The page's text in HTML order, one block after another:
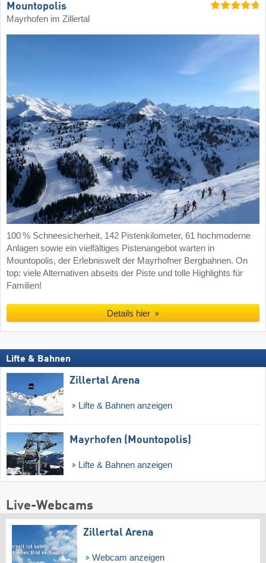
Mountopolis
Mayrhofen im Zillertal
100 % Schneesicherheit, 142 Pistenkilometer, 61 hochmoderne
Anlagen sowie ein vielfältiges Pistenangebot warten in
Mountopolis, der Erlebniswelt der Mayrhofner Bergbahnen. On
top: viele Alternativen abseits der Piste und tolle Highlights für
Familien!
Details hier
Lifte & Bahnen
Zillertal Arena
Lifte & Bahnen anzeigen
Mayrhofen (Mountopolis)
Lifte & Bahnen anzeigen
Live-Webcams
Zillertal Arena
Webcam anzeigen